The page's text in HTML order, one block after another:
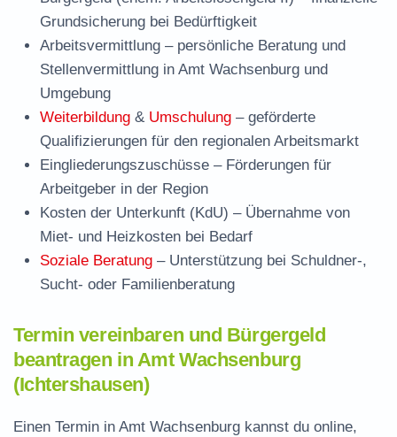
Grundsicherung bei Bedürftigkeit
Arbeitsvermittlung – persönliche Beratung und
Stellenvermittlung in Amt Wachsenburg und
Umgebung
Weiterbildung & Umschulung – geförderte
Qualifizierungen für den regionalen Arbeitsmarkt
Eingliederungszuschüsse – Förderungen für
Arbeitgeber in der Region
Kosten der Unterkunft (KdU) – Übernahme von
Miet- und Heizkosten bei Bedarf
Soziale Beratung – Unterstützung bei Schuldner-,
Sucht- oder Familienberatung
Termin vereinbaren und Bürgergeld
beantragen in Amt Wachsenburg
(Ichtershausen)
Einen Termin in Amt Wachsenburg kannst du online,